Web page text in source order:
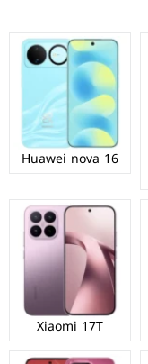
Huawei nova 16
Xiaomi 17T